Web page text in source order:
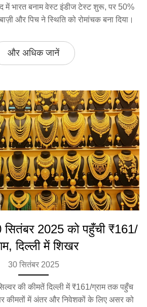
में भारत बनाम वेस्ट इंडीज टेस्ट शुरू, पर 50%
और पिच ने स्थिति को रोमांचक बना दिया।
और अधिक जानें
सितंबर 2025 को पहुँची ₹161/
दिल्ली में शिखर
30 सितंबर 2025
की कीमतें दिल्ली में ₹161/ग्राम तक पहुँच
पर कीमतों में अंतर और निवेशकों के लिए असर को